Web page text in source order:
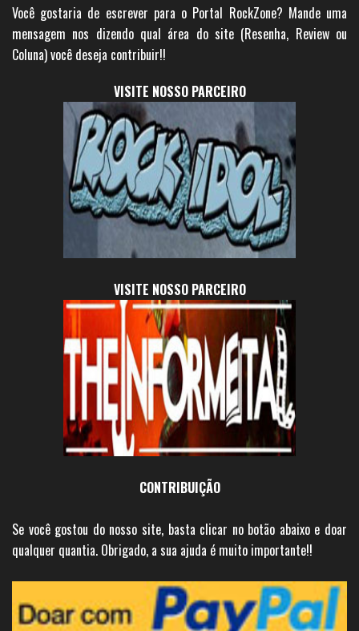
Você gostaria de escrever para o Portal RockZone? Mande uma
mensagem nos dizendo qual área do site (Resenha, Review ou
Coluna) você deseja contribuir!!
VISITE NOSSO PARCEIRO
VISITE NOSSO PARCEIRO
CONTRIBUIÇÃO
Se você gostou do nosso site, basta clicar no botão abaixo e doar
qualquer quantia. Obrigado, a sua ajuda é muito importante!!